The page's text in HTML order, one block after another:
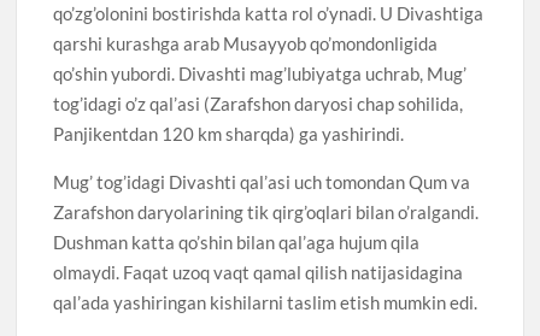
qo’zg’olonini bostirishda katta rol o’ynadi. U Divashtiga
qarshi kurashga arab Musayyob qo’mondonligida
qo’shin yubordi. Divashti mag’lubiyatga uchrab, Mug’
tog’idagi o’z qal’asi (Zarafshon daryosi chap sohilida,
Panjikentdan 120 km sharqda) ga yashirindi.
Mug’ tog’idagi Divashti qal’asi uch tomondan Qum va
Zarafshon daryolarining tik qirg’oqlari bilan o’ralgandi.
Dushman katta qo’shin bilan qal’aga hujum qila
olmaydi. Faqat uzoq vaqt qamal qilish natijasidagina
qal’ada yashiringan kishilarni taslim etish mumkin edi.